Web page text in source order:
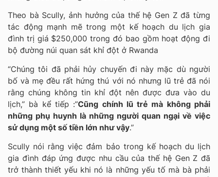
Theo bà Scully, ảnh hưởng của thế hệ Gen Z đã từng
tác động mạnh mẽ trong một kế hoạch du lịch gia
đình trị giá $250,000 trong đó bao gồm hoạt động đi
bộ đường núi quan sát khỉ đột ở Rwanda
“Chúng tôi đã phải hủy chuyến đi này mặc dù người
bố và mẹ đều rất hứng thú với nó nhưng lũ trẻ đã nói
rằng chúng không tin khỉ đột nên được đưa vào du
lịch,” bà kể tiếp :”Cũng chính lũ trẻ mà không phải
những phụ huynh là những người quan ngại về việc
sử dụng một số tiền lớn như vậy.”
Scully nói rằng việc đảm bảo trong kế hoạch du lịch
gia đình đáp ứng được nhu cầu của thế hệ Gen Z đã
trở thành thiết yếu khi nó là những yếu tố mà bà phải